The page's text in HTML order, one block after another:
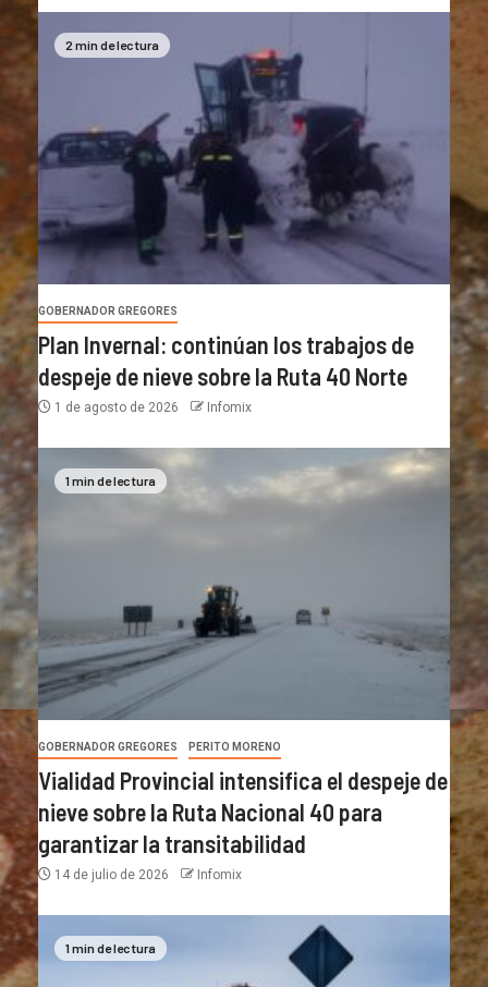
2 min de lectura
GOBERNADOR GREGORES
Plan Invernal: continúan los trabajos de
despeje de nieve sobre la Ruta 40 Norte
1 de agosto de 2026 Infomix
1 min de lectura
GOBERNADOR GREGORES PERITO MORENO
Vialidad Provincial intensifica el despeje de
nieve sobre la Ruta Nacional 40 para
garantizar la transitabilidad
14 de julio de 2026 Infomix
1 min de lectura